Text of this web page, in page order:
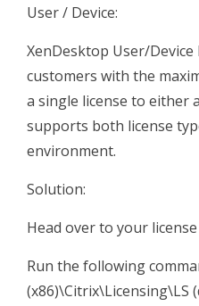
User / Device:
XenDesktop User/Device
customers with the
a single license to either
supports both license
environment.
Solution:
Head over to your
Run the following
(x86)\Citrix\Licensing\LS